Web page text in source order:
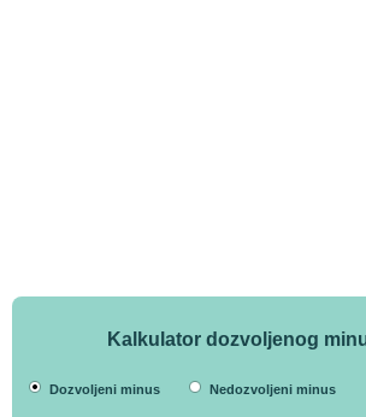
Kalkulator dozvoljenog
Dozvoljeni minus Nedozvoljeni minus